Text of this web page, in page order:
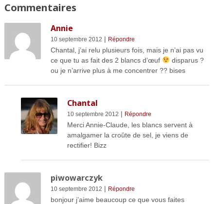
Commentaires
Annie
10 septembre 2012 | Répondre
Chantal, j’ai relu plusieurs fois, mais je n’ai pas vu
ce que tu as fait des 2 blancs d’œuf
disparus ?
ou je n’arrive plus à me concentrer ?? bises
Chantal
10 septembre 2012 | Répondre
Merci Annie-Claude, les blancs servent à
amalgamer la croûte de sel, je viens de
rectifier! Bizz
piwowarczyk
10 septembre 2012 | Répondre
bonjour j’aime beaucoup ce que vous faites